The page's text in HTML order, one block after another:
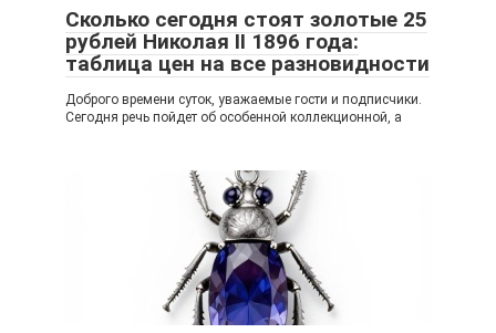
Сколько сегодня стоят золотые 25
рублей Николая II 1896 года:
таблица цен на все разновидности
Доброго времени суток, уважаемые гости и подписчики.
Сегодня речь пойдет об особенной коллекционной, а